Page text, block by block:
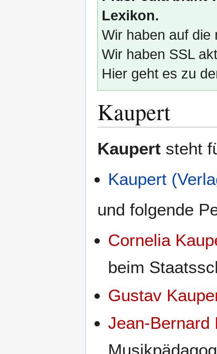
Lexikon.
Wir haben auf die
Wir haben SSL
Hier geht es zu
Kaupert
Navigation
Suche
Kaupert steht
Kaupert
und folgende
Cornelia
beim
Gustav
Jean-Bernard